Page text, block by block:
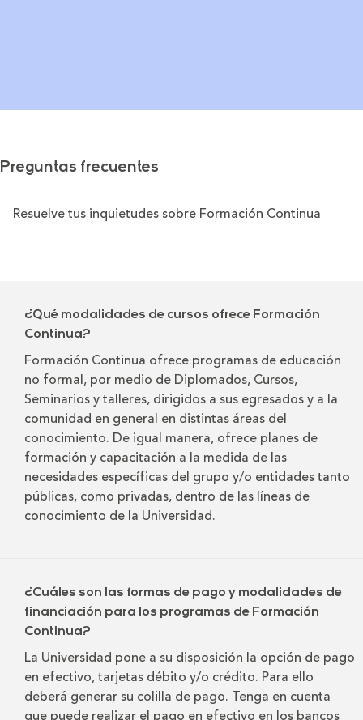
Preguntas frecuentes
Resuelve tus inquietudes sobre Formación Continua
¿Qué modalidades de cursos ofrece Formación
Continua?
Formación Continua ofrece programas de educación
no formal, por medio de Diplomados, Cursos,
Seminarios y talleres, dirigidos a sus egresados y a la
comunidad en general en distintas áreas del
conocimiento. De igual manera, ofrece planes de
formación y capacitación a la medida de las
necesidades específicas del grupo y/o entidades tanto
públicas, como privadas, dentro de las líneas de
conocimiento de la Universidad.
¿Cuáles son las formas de pago y modalidades de
financiación para los programas de Formación
Continua?
La Universidad pone a su disposición la opción de pago
en efectivo, tarjetas débito y/o crédito. Para ello
deberá generar su colilla de pago. Tenga en cuenta